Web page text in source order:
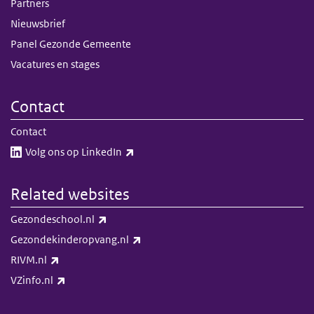
Partners
Nieuwsbrief
Panel Gezonde Gemeente
Vacatures en stages
Contact
Contact
Volg ons op LinkedIn​​
Related websites
Gezondeschool.nl
Gezondekinderopvang.nl
RIVM.nl
VZinfo.nl